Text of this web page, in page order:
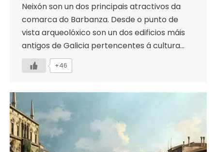
Neixón son un dos principais atractivos da
comarca do Barbanza. Desde o punto de
vista arqueolóxico son un dos edificios máis
antigos de Galicia pertencentes á cultura…
+46